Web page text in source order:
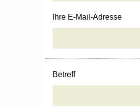
Ihre E-Mail-Adresse
Betreff